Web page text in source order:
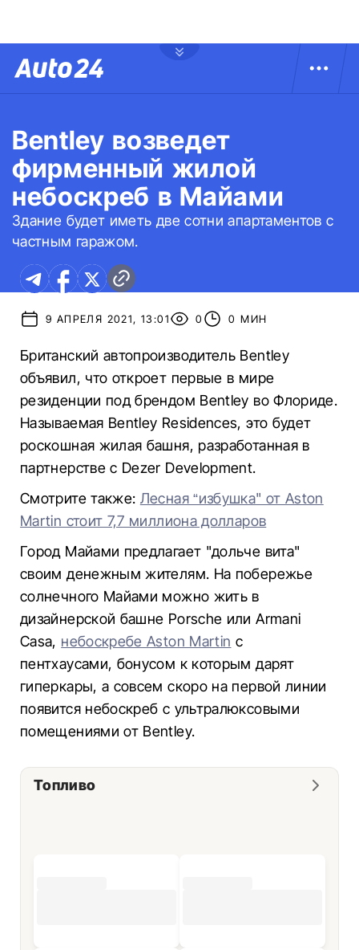
Bentley возведет
фирменный жилой
небоскреб в Майами
Здание будет иметь две сотни апартаментов с
частным гаражом.
9 АПРЕЛЯ 2021, 13:01 0 0 МИН
Британский автопроизводитель Bentley
объявил, что откроет первые в мире
резиденции под брендом Bentley во Флориде.
Называемая Bentley Residences, это будет
роскошная жилая башня, разработанная в
партнерстве с Dezer Development.
Смотрите также: Лесная “избушка" от Aston
Martin стоит 7,7 миллиона долларов
Город Майами предлагает "дольче вита"
своим денежным жителям. На побережье
солнечного Майами можно жить в
дизайнерской башне Porsche или Armani
Casa, небоскребе Aston Martin с
пентхаусами, бонусом к которым дарят
гиперкары, а совсем скоро на первой линии
появится небоскреб с ультралюксовыми
помещениями от Bentley.
Топливо